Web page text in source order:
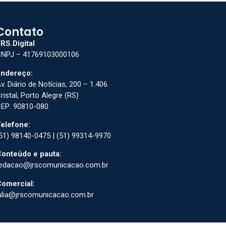
– 41769103000106
Diário de Notícias, 200 – 1.406
Porto Alegre (RS)
90810-080
98140-0475 | (51) 99314-9970
e pauta: